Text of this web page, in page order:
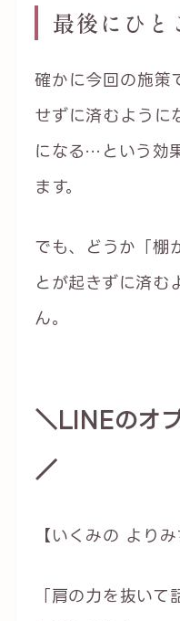
最後にひと
確かに今回の施策
せずに済むように
になる…という効
ます。
でも、どうか「棚
とが起きずに済む
ん。
＼LINEのオ
／
【いくみの より
「肩の力を抜いて